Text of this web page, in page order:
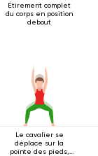
Étirement complet
du corps en position
debout
Le cavalier se
déplace sur la
pointe des pieds,